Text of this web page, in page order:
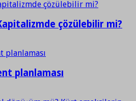
çözülebilir mi?
planlaması